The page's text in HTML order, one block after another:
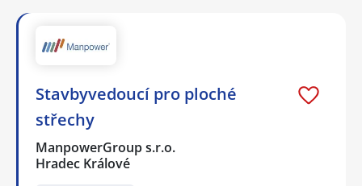
Stavbyvedoucí pro ploché
střechy
ManpowerGroup s.r.o.
Hradec Králové